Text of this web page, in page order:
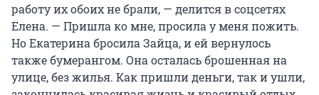
работу их обоих не брали, — делится в соцсетях
Елена. — Пришла ко мне, просила у меня пожить.
Но Екатерина бросила Зайца, и ей вернулось
также бумерангом. Она осталась брошенная на
улице, без жилья. Как пришли деньги, так и ушли,